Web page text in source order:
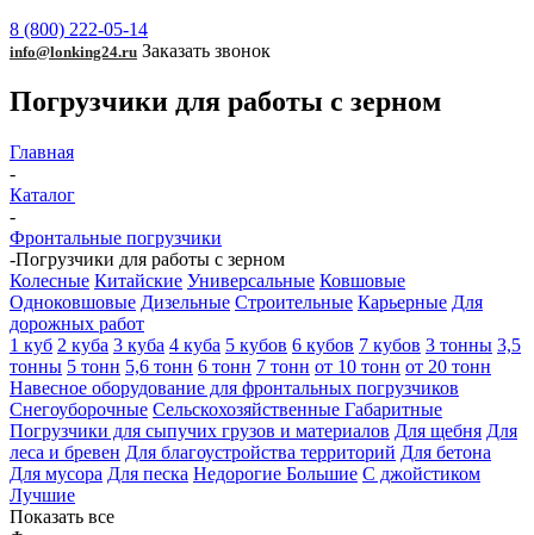
8 (800) 222-05-14
info@lonking24.ru Заказать звонок
Погрузчики для работы с зерном
Главная
-
Каталог
-
Фронтальные погрузчики
-Погрузчики для работы с зерном
Колесные Китайские Универсальные Ковшовые
Одноковшовые Дизельные Строительные Карьерные Для
дорожных работ
1 куб 2 куба 3 куба 4 куба 5 кубов 6 кубов 7 кубов 3 тонны 3,5
тонны 5 тонн 5,6 тонн 6 тонн 7 тонн от 10 тонн от 20 тонн
Навесное оборудование для фронтальных погрузчиков
Снегоуборочные Сельскохозяйственные Габаритные
Погрузчики для сыпучих грузов и материалов Для щебня Для
леса и бревен Для благоустройства территорий Для бетона
Для мусора Для песка Недорогие Большие С джойстиком
Лучшие
Показать все